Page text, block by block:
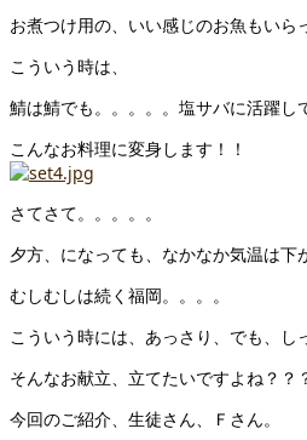
お煮つけ用の、いい感じのお魚もいら
こういう時は、
鯖は鯖でも。。。。。塩サバに活躍し
こんなお料理に変身します！！
さてさて。。。。。
夕方、になっても、なかなか気温は下
むしむしは続く福岡。。。。
こういう時には、あっさり、でも、し
そんなお献立、立てたいですよね？？
今回のご紹介、生徒さん、Ｆさん。